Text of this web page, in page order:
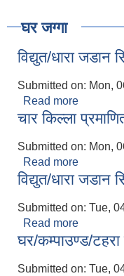
घर जग्गा
विद्युत/धारा जडान
Submitted on: Mon,
Read more
चार किल्ला
Submitted on: Mon,
Read more
विद्युत/धारा जडान
Submitted on: Tue,
Read more
घर/कम्पाउण्ड/
Submitted on: Tue,